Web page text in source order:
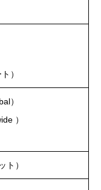
）
）
）
ト）